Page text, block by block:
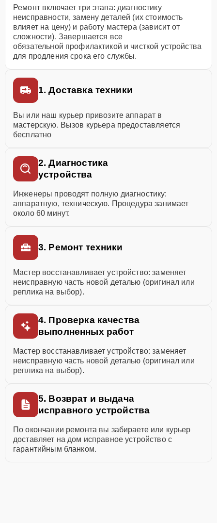
Ремонт включает три этапа: диагностику
неисправности, замену деталей (их стоимость
влияет на цену) и работу мастера (зависит от
сложности). Завершается все
обязательной профилактикой и чисткой устройства
для продления срока его службы.
1. Доставка техники
Вы или наш курьер привозите аппарат в
мастерскую. Вызов курьера предоставляется
бесплатно
2. Диагностика
устройства
Инженеры проводят полную диагностику:
аппаратную, техническую. Процедура занимает
около 60 минут.
3. Ремонт техники
Мастер восстанавливает устройство: заменяет
неисправную часть новой деталью (оригинал или
реплика на выбор).
4. Проверка качества
выполненных работ
Мастер восстанавливает устройство: заменяет
неисправную часть новой деталью (оригинал или
реплика на выбор).
5. Возврат и выдача
исправного устройства
По окончании ремонта вы забираете или курьер
доставляет на дом исправное устройство с
гарантийным бланком.